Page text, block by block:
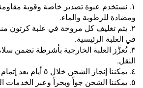
١. نستخدم عبوة تصدير خاصة وقوية
ومضادة للرطوبة والماء.
في العلبة الرئيسية.
٣. تُعزَّز العلبة الخارجية بأشرطة تضمن
النقل.
٤. يمكننا إنجاز الشحن خلال ٥ أيام بعد إتمام الدفع.
٥. يمكننا الشحن جواً وبحراً وعبر الخدمات